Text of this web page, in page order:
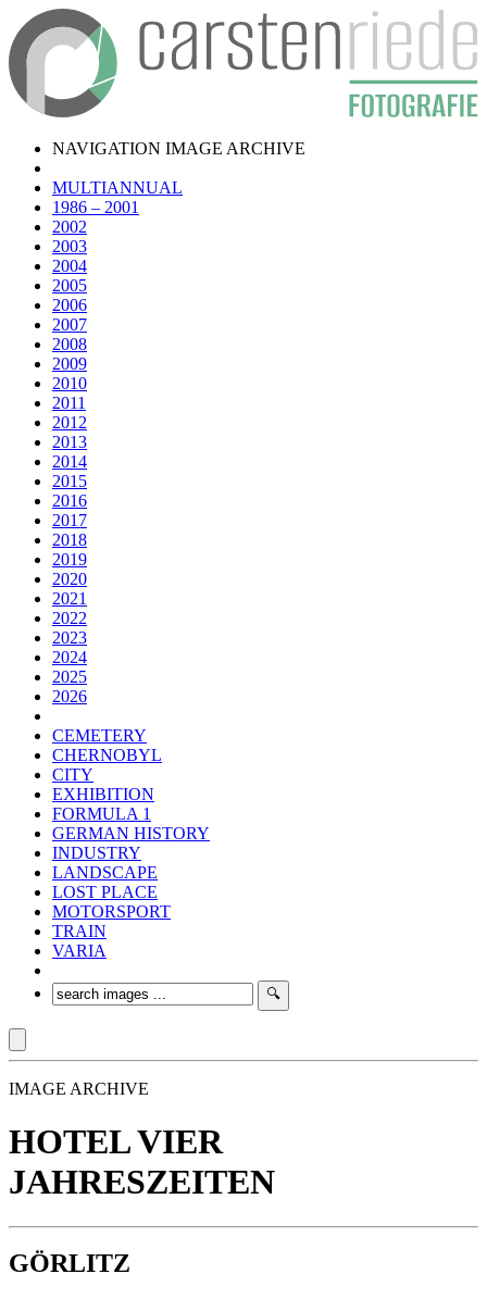
NAVIGATION IMAGE ARCHIVE
MULTIANNUAL
1986 – 2001
2002
2003
2004
2005
2006
2007
2008
2009
2010
2011
2012
2013
2014
2015
2016
2017
2018
2019
2020
2021
2022
2023
2024
2025
2026
CEMETERY
CHERNOBYL
CITY
EXHIBITION
FORMULA 1
GERMAN HISTORY
INDUSTRY
LANDSCAPE
LOST PLACE
MOTORSPORT
TRAIN
VARIA
IMAGE ARCHIVE
HOTEL VIER
JAHRESZEITEN
GÖRLITZ